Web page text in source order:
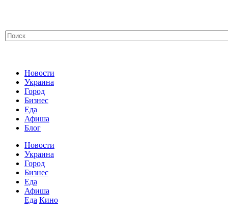
Новости
Украина
Город
Бизнес
Еда
Афиша
Блог
Новости
Украина
Город
Бизнес
Еда
Афиша
Еда Кино